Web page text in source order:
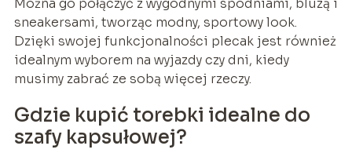
Można go połączyć z wygodnymi spodniami, bluzą i
sneakersami, tworząc modny, sportowy look.
Dzięki swojej funkcjonalności plecak jest również
idealnym wyborem na wyjazdy czy dni, kiedy
musimy zabrać ze sobą więcej rzeczy.
Gdzie kupić torebki idealne do
szafy kapsułowej?